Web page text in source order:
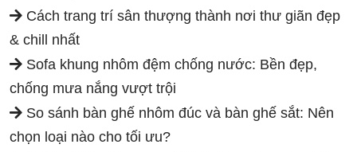
Cách trang trí sân thượng thành nơi thư giãn đẹp
& chill nhất
Sofa khung nhôm đệm chống nước: Bền đẹp,
chống mưa nắng vượt trội
So sánh bàn ghế nhôm đúc và bàn ghế sắt: Nên
chọn loại nào cho tối ưu?